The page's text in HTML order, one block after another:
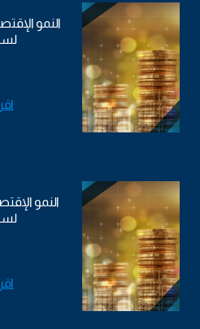
النمو
لسنة
النمو
لسنة